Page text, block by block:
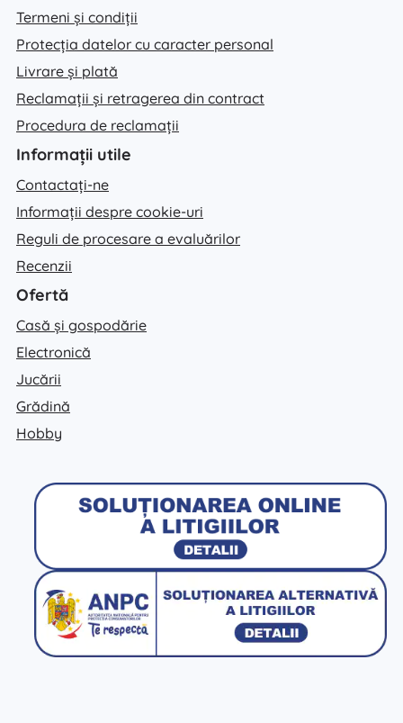
Termeni și condiții
Protecția datelor cu caracter personal
Livrare și plată
Reclamații și retragerea din contract
Procedura de reclamații
Informații utile
Contactați-ne
Informații despre cookie-uri
Reguli de procesare a evaluărilor
Recenzii
Ofertă
Casă și gospodărie
Electronică
Jucării
Grădină
Hobby